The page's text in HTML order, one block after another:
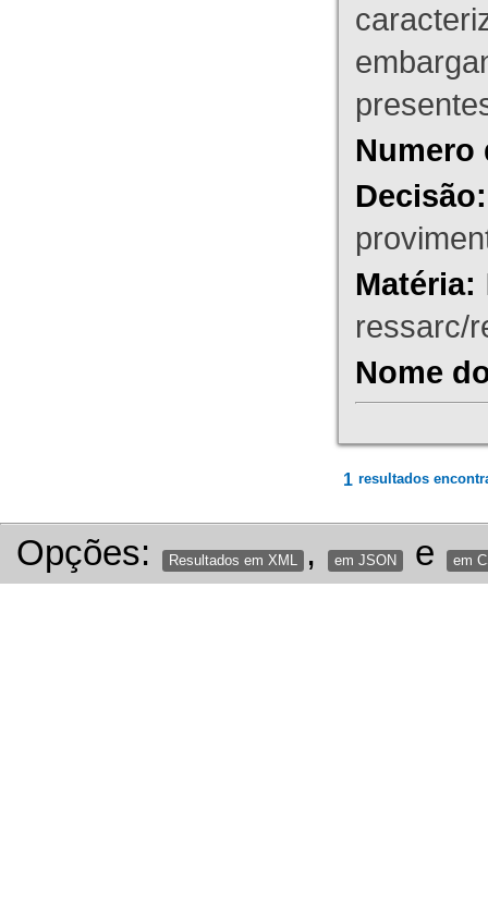
Numero
Decisão:
Matéria:
ressarc/
Nome
1 resultados
Opções: Resultados em XML , em JSON e em